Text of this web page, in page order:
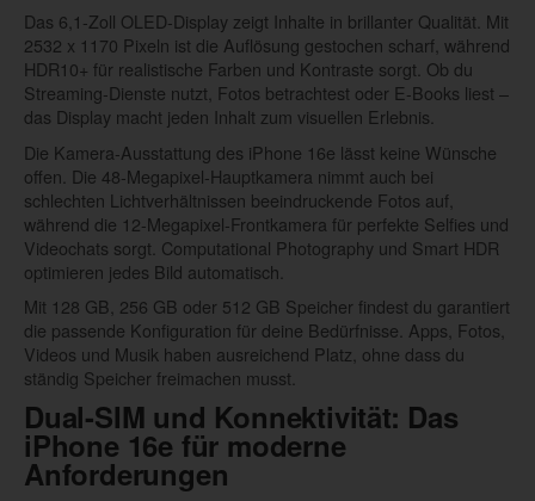
Das 6,1-Zoll OLED-Display zeigt Inhalte in brillanter Qualität. Mit
2532 x 1170 Pixeln ist die Auflösung gestochen scharf, während
HDR10+ für realistische Farben und Kontraste sorgt. Ob du
Streaming-Dienste nutzt, Fotos betrachtest oder E-Books liest –
das Display macht jeden Inhalt zum visuellen Erlebnis.
Die Kamera-Ausstattung des iPhone 16e lässt keine Wünsche
offen. Die 48-Megapixel-Hauptkamera nimmt auch bei
schlechten Lichtverhältnissen beeindruckende Fotos auf,
während die 12-Megapixel-Frontkamera für perfekte Selfies und
Videochats sorgt. Computational Photography und Smart HDR
optimieren jedes Bild automatisch.
Mit 128 GB, 256 GB oder 512 GB Speicher findest du garantiert
die passende Konfiguration für deine Bedürfnisse. Apps, Fotos,
Videos und Musik haben ausreichend Platz, ohne dass du
ständig Speicher freimachen musst.
Dual-SIM und Konnektivität: Das
iPhone 16e für moderne
Anforderungen